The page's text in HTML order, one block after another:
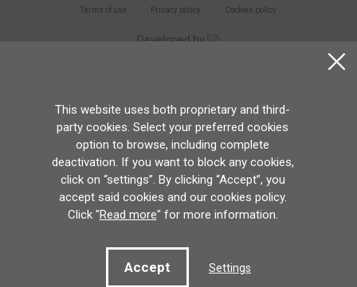
Terms of use Privacy policy Cookies policy
Developed by
This website uses both proprietary and third-
party cookies. Select your preferred cookies
option to browse, including complete
deactivation. If you want to block any cookies,
click on “settings”. By clicking “Accept”, you
accept said cookies and our cookies policy.
Click "Read more" for more information.
Accept Settings